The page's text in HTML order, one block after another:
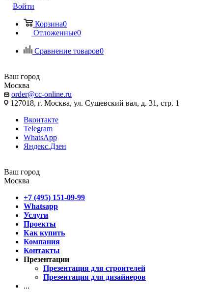
Войти
Корзина0
Отложенные0
Сравнение товаров0
Ваш город
Москва
order@cc-online.ru
127018, г. Москва, ул. Сущевский вал, д. 31, стр. 1
Вконтакте
Telegram
WhatsApp
Яндекс.Дзен
Ваш город
Москва
+7 (495) 151-09-99
Whatsapp
Услуги
Проекты
Как купить
Компания
Контакты
Презентации
Презентация для строителей
Презентация для дизайнеров
...